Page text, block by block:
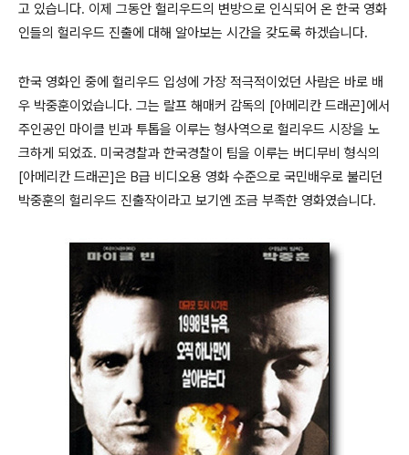
고 있습니다. 이제 그동안 헐리우드의 변방으로 인식되어 온 한국 영화
인들의 헐리우드 진출에 대해 알아보는 시간을 갖도록 하겠습니다.
한국 영화인 중에 헐리우드 입성에 가장 적극적이었던 사람은 바로 배
우 박중훈이었습니다. 그는 랄프 해매커 감독의 [아메리칸 드래곤]에서
주인공인 마이클 빈과 투톱을 이루는 형사역으로 헐리우드 시장을 노
크하게 되었죠. 미국경찰과 한국경찰이 팀을 이루는 버디무비 형식의
[아메리칸 드래곤]은 B급 비디오용 영화 수준으로 국민배우로 불리던
박중훈의 헐리우드 진출작이라고 보기엔 조금 부족한 영화였습니다.